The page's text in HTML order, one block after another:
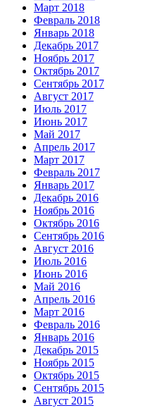
Март 2018
Февраль 2018
Январь 2018
Декабрь 2017
Ноябрь 2017
Октябрь 2017
Сентябрь 2017
Август 2017
Июль 2017
Июнь 2017
Май 2017
Апрель 2017
Март 2017
Февраль 2017
Январь 2017
Декабрь 2016
Ноябрь 2016
Октябрь 2016
Сентябрь 2016
Август 2016
Июль 2016
Июнь 2016
Май 2016
Апрель 2016
Март 2016
Февраль 2016
Январь 2016
Декабрь 2015
Ноябрь 2015
Октябрь 2015
Сентябрь 2015
Август 2015